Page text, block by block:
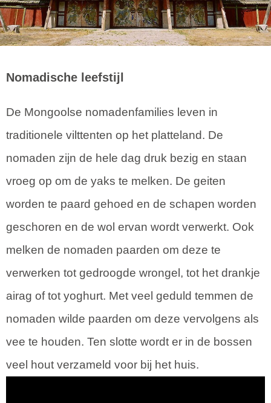
Nomadische leefstijl
De Mongoolse nomadenfamilies leven in
traditionele vilttenten op het platteland. De
nomaden zijn de hele dag druk bezig en staan
vroeg op om de yaks te melken. De geiten
worden te paard gehoed en de schapen worden
geschoren en de wol ervan wordt verwerkt. Ook
melken de nomaden paarden om deze te
verwerken tot gedroogde wrongel, tot het drankje
airag of tot yoghurt. Met veel geduld temmen de
nomaden wilde paarden om deze vervolgens als
vee te houden. Ten slotte wordt er in de bossen
veel hout verzameld voor bij het huis.